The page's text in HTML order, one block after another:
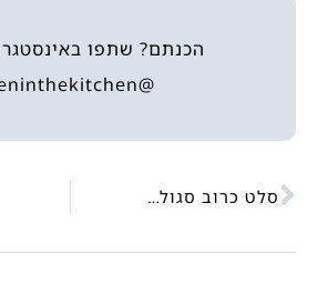
הכנתם? שתפו
@heninthekitchen
סלט כרוב סגול במיונז מושלם